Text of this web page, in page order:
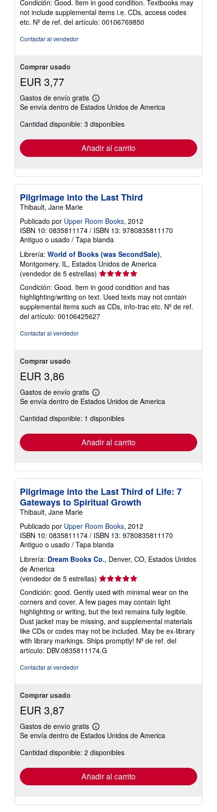
vendedor:
5
de
Condición: Good. Item in good condition. Textbooks may
not include supplemental items i.e. CDs, access codes
etc. Nº de ref. del artículo: 00106769850
Contactar al vendedor
Comprar usado
EUR 3,77
Gastos de envío gratis
Más
información
las
tarifas
envío
Se envía dentro de Estados Unidos de America
Cantidad disponible: 3 disponibles
Añadir al carrito
Pilgrimage into the Last Third
Thibault, Jane Marie
Publicado por Upper Room Books, 2012
ISBN 10: 0835811174 / ISBN 13: 9780835811170
Antiguo o usado / Tapa blanda
Librería: World of Books (was SecondSale),
Montgomery, IL, Estados Unidos de America
(vendedor de 5 estrellas) Calificación
vendedor:
5
de
Condición: Good. Item in good condition and has
highlighting/writing on text. Used texts may not contain
supplemental items such as CDs, info-trac etc. Nº de ref.
del artículo: 00106425627
Contactar al vendedor
Comprar usado
EUR 3,86
Gastos de envío gratis
Más
información
las
tarifas
envío
Se envía dentro de Estados Unidos de America
Cantidad disponible: 1 disponibles
Añadir al carrito
Pilgrimage into the Last Third of Life: 7
Gateways to Spiritual Growth
Thibault, Jane Marie
Publicado por Upper Room Books, 2012
ISBN 10: 0835811174 / ISBN 13: 9780835811170
Antiguo o usado / Tapa blanda
Librería: Dream Books Co., Denver, CO, Estados Unidos
de America
(vendedor de 5 estrellas) Calificación
vendedor:
5
de
5
estrellas
Condición: good. Gently used with minimal wear on the
corners and cover. A few pages may contain light
highlighting or writing, but the text remains fully legible.
Dust jacket may be missing, and supplemental materials
like CDs or codes may not be included. May be ex-library
with library markings. Ships promptly! Nº de ref. del
artículo: DBV.0835811174.G
Contactar al vendedor
Comprar usado
EUR 3,87
Gastos de envío gratis
Más
información
las
tarifas
envío
Se envía dentro de Estados Unidos de America
Cantidad disponible: 2 disponibles
Añadir al carrito